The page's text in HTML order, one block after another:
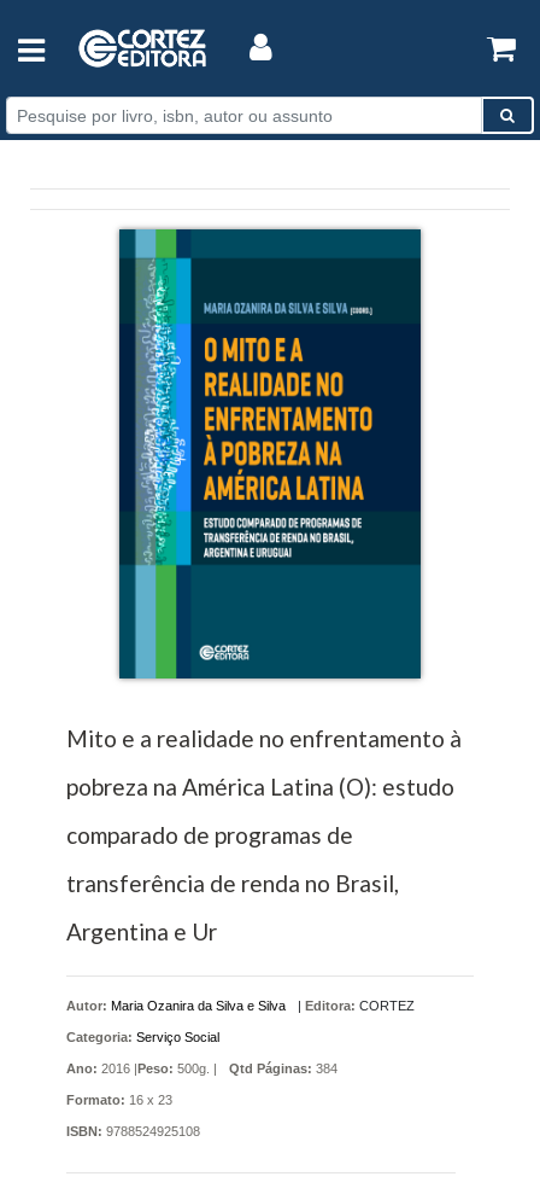
Mito e a realidade no enfrentamento à
pobreza na América Latina (O): estudo
comparado de programas de
transferência de renda no Brasil,
Argentina e Ur
Autor: Maria Ozanira da Silva e Silva | Editora: CORTEZ
Categoria: Serviço Social
Ano: 2016 |Peso: 500g. | Qtd Páginas: 384
Formato: 16 x 23
ISBN: 9788524925108